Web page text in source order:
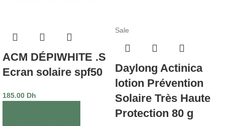
ACM DÉPIWHITE .S
Ecran solaire spf50
185.00 Dh
Sale
Daylong Actinica
lotion Prévention
Solaire Très Haute
Protection 80 g